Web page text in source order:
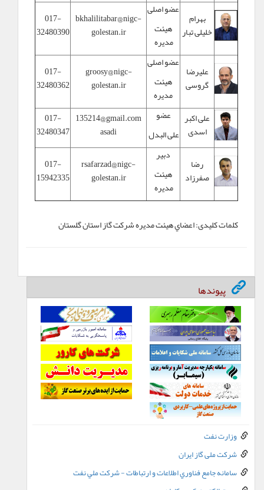
بهرام
خلیلی تبار
عضو اصلی
هیئت
مدیره
bkhalilitabar@nigc-
golestan.ir
017-
32480390
علیرضا
گروسی
عضو اصلی
هیئت
مدیره
groosy@nigc-
golestan.ir
017-
32480362
علی اکبر
اسدی
عضو
علی البدل
@gmail.com
135214
asadi
017-
32480347
رضا
صفرزاد
دبیر
هیئت
مدیره
rsafarzad@nigc-
golestan.ir
017-
15942335
کلمات کلیدی:اعضاي هيئت مديره شرکت گاز استان گلستان
پیوندها
وزارت نفت
شرکت ملی گاز ایران
سامانه جامع فناوري اطلاعات و ارتباطات - شرکت ملي نفت